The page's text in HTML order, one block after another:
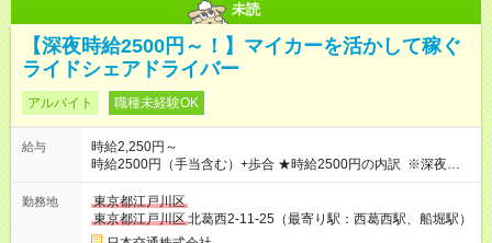
未読
【深夜時給2500円～！】マイカーを活かして稼ぐ
ライドシェアドライバー
アルバイト 職種未経験OK
給与
時給2,250円～
時給2500円（手当含む）+歩合 ★時給2500円の内訳 ※深夜手当
含む ・基本時給：1750円 ・燃料手当：375円 ・通信手当：125
円 ・特別手当：250円 ※ ※特別手当250円は期間限定の金額で
す。（2026年10月15日まで） それ以降は変更となる可能性があ
ります。 ───────────────── ■研修について 営業所に
勤務地
東京都江戸川区
東京都江戸川区北葛西2-11-25（最寄り駅：西葛西駅、船堀駅）